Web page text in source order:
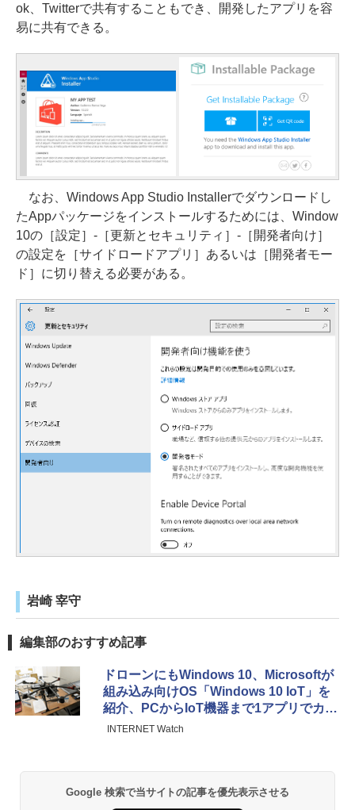
ok、Twitterで共有することもでき、開発したアプリを容
易に共有できる。
なお、Windows App Studio Installerでダウンロードし
たAppパッケージをインストールするためには、Window
10の［設定］-［更新とセキュリティ］-［開発者向け］
の設定を［サイドロードアプリ］あるいは［開発者モー
ド］に切り替える必要がある。
岩崎 宰守
編集部のおすすめ記事
ドローンにもWindows 10、Microsoftが
組み込み向けOS「Windows 10 IoT」を
紹介、PCからIoT機器まで1アプリでカバ
ー
INTERNET Watch
Google 検索で当サイトの記事を優先表示させる